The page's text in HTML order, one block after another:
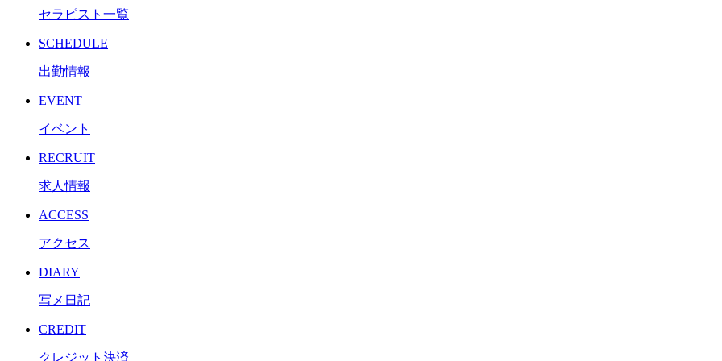
セラピスト一覧
SCHEDULE
出勤情報
EVENT
イベント
RECRUIT
求人情報
ACCESS
アクセス
DIARY
写メ日記
CREDIT
クレジット決済